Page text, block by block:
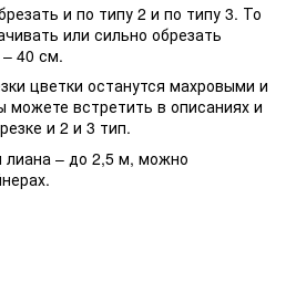
и по типу 2 и по типу 3. То
или сильно обрезать
40 см.
цветки останутся махровыми и
встретить в описаниях и
и 2 и 3 тип.
лиана – до 2,5 м, можно